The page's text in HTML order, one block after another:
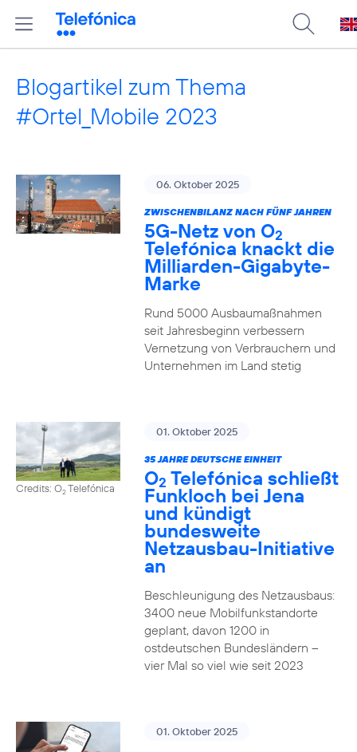
Blogartikel zum Thema
#Ortel_Mobile 2023
06. Oktober 2025
ZWISCHENBILANZ NACH FÜNF JAHREN
5G-Netz von O2
Telefónica knackt die
Milliarden-Gigabyte-
Marke
Rund 5000 Ausbaumaßnahmen
seit Jahresbeginn verbessern
Vernetzung von Verbrauchern und
Unternehmen im Land stetig
Credits: O2Telefónica
01. Oktober 2025
35 JAHRE DEUTSCHE EINHEIT
O2 Telefónica schließt
Funkloch bei Jena
und kündigt
bundesweite
Netzausbau-Initiative
an
Beschleunigung des Netzausbaus:
3400 neue Mobilfunkstandorte
geplant, davon 1200 in
ostdeutschen Bundesländern –
vier Mal so viel wie seit 2023
01. Oktober 2025